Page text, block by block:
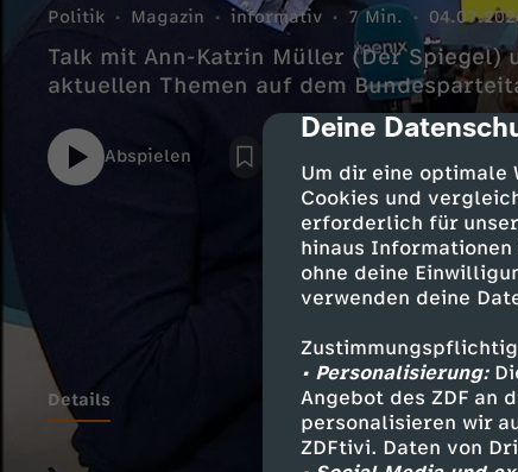
cmp-dialog-
Deine
Um dir eine optimale
Cookies und
erforderlich für
hinaus
ohne deine
verwenden deine
• Personalisierung:
Angebot des ZDF an
personalisieren wir
ZDFtivi. Daten von
Politik Magazin informativ 7 Min.
Talk mit Ann-Katrin Müller (Der Spiegel)
aktuellen Themen auf dem
Abspielen
Details